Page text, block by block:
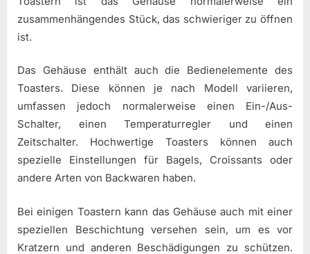
zusammenhängendes Stück, das schwieriger zu öffnen
ist.
Das Gehäuse enthält auch die Bedienelemente des
Toasters. Diese können je nach Modell variieren,
umfassen jedoch normalerweise einen Ein-/Aus-
Schalter, einen Temperaturregler und einen
Zeitschalter. Hochwertige Toasters können auch
spezielle Einstellungen für Bagels, Croissants oder
andere Arten von Backwaren haben.
Bei einigen Toastern kann das Gehäuse auch mit einer
speziellen Beschichtung versehen sein, um es vor
Kratzern und anderen Beschädigungen zu schützen.